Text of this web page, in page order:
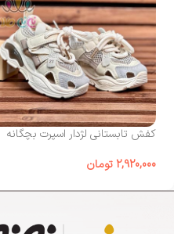
کفش تابستانی لژدار اسپرت بچگانه
2,920,000 تومان